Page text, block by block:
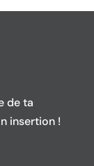
de ta
insertion !